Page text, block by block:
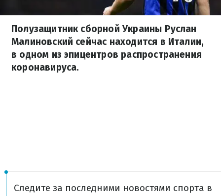
Полузащитник сборной Украины Руслан
Малиновский сейчас находится в Италии,
в одном из эпицентров распространения
коронавируса.
Следите за последними новостями спорта в